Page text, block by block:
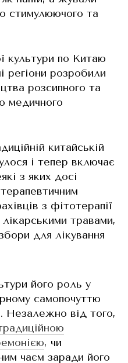
стимулюючого та
культури по Китаю
регіони розробили
розсипного та
медичного
китайській
і тепер включає
з яких досі
з фітотерапії
травами,
для лікування
його роль у
самопочуттю
Незалежно від того,
, чи
чаєм заради його